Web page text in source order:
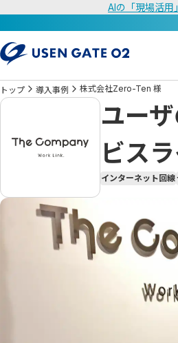
AIの「現場活用
トップ 導入事例 株式会社Zero-Ten 様
ユー
ビス
インターネット回線